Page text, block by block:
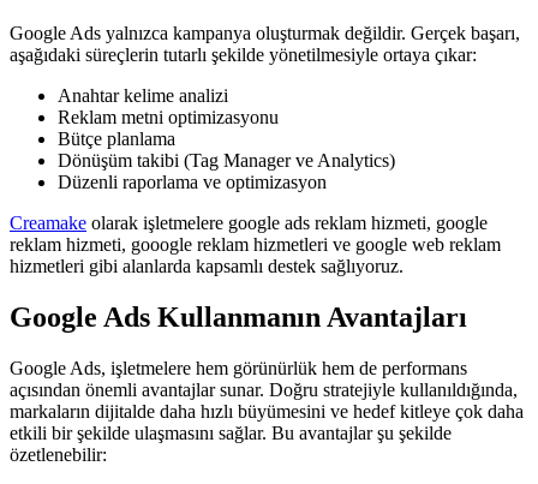
Google Ads yalnızca kampanya oluşturmak değildir. Gerçek başarı,
aşağıdaki süreçlerin tutarlı şekilde yönetilmesiyle ortaya çıkar:
Anahtar kelime analizi
Reklam metni optimizasyonu
Bütçe planlama
Dönüşüm takibi (Tag Manager ve Analytics)
Düzenli raporlama ve optimizasyon
Creamake olarak işletmelere google ads reklam hizmeti, google
reklam hizmeti, gooogle reklam hizmetleri ve google web reklam
hizmetleri gibi alanlarda kapsamlı destek sağlıyoruz.
Google Ads Kullanmanın Avantajları
Google Ads, işletmelere hem görünürlük hem de performans
açısından önemli avantajlar sunar. Doğru stratejiyle kullanıldığında,
markaların dijitalde daha hızlı büyümesini ve hedef kitleye çok daha
etkili bir şekilde ulaşmasını sağlar. Bu avantajlar şu şekilde
özetlenebilir: